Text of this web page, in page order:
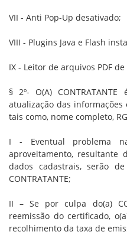
VII - Anti Pop-Up desativado;
VIII - Plugins Java e Flash
IX - Leitor de arquivos PDF
§ 2º- O(A)
atualização das
tais como, nome completo,
I - Eventual problema
aproveitamento, resultante
dados cadastrais, serão
CONTRATANTE;
II – Se por culpa do(a)
reemissão do certificado,
recolhimento da taxa de